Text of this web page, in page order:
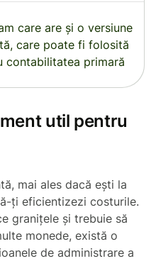
care are și o versiune
care poate fi folosită
contabilitatea primară
util pentru
mai ales dacă ești la
ți eficientizezi costurile.
granițele și trebuie să
monede, există o
de administrare a